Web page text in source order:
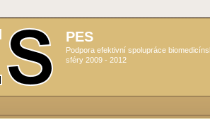
PES
Podpora efektivní spolupráce
sféry 2009 - 2012